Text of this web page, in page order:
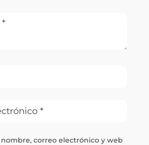
correo electrónico y web